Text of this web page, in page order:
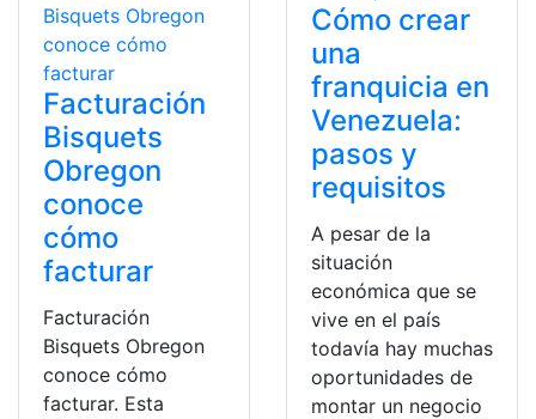
Facturación
Bisquets
Obregon
conoce
cómo
facturar
Facturación
Bisquets Obregon
conoce cómo
facturar. Esta
Cómo crear
una
franquicia en
Venezuela:
pasos y
requisitos
A pesar de la
situación
económica que se
vive en el país
todavía hay muchas
oportunidades de
montar un negocio